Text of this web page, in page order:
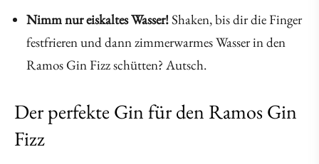
Nimm nur eiskaltes Wasser!Shaken, bis dir die Finger
festfrieren und dann zimmerwarmes Wasser in den
Ramos Gin Fizz schütten? Autsch.
Der perfekte Gin für den Ramos Gin
Fizz